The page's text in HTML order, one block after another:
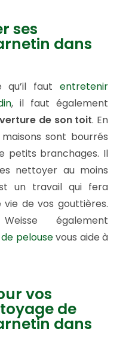
ses
dans
qu’il faut entretenir
, il faut également
de son toit. En
sont bourrés
petits branchages. Il
nettoyer au moins
un travail qui fera
de vos gouttières.
également
pelousevous aide à
vos
de
dans